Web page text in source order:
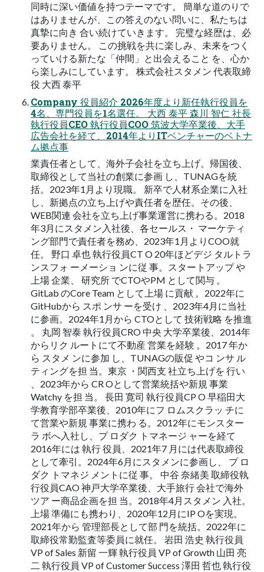
同時に深い価値を持つテーマです。 簡単な道のりで
はありませんが、この答えのない問いに、私たちは
真摯に向き 合い続けていきます。 完璧な経歴は、必
要ありません。 この挑戦を共に楽しみ、未来をつく
っていける新たな「仲間」と出会えること を、心か
ら楽しみにしています。 株式会社スタメン 代表取締
役 大西 泰平
Company 役員紹介 2026年度より新任執行役員を
4名、専門役員を1名選任。 大西 泰平 森川 智仁 社長
執行役員CEO 執行役員COO 筑波大学卒業後、大手
広告会社を経て、2014年よりITベンチャーのベトナ
ム拠点事
業責任者として、海外子会社を立ち上げ。帰国後、
取締役として当社の創業に参画 し、TUNAGを統
括。2023年1月より現職。 新卒で人材系企業に入社
し、新拠点の立ち上げや責任者を歴任。その後、
WEB関連 会社を立ち上げ事業運営に携わる。2018
年3月にスタメン入社後、各セールス・ マーケティ
ング部門で責任者を務め、2023年1月よりCOO就
任。 野口 卓也 執行役員CT O 20年ほどデジ タルトラ
ンスフォ ーメーショ ンに従 事。スタートアップ や
上場 企業、 研究所 でCTOやPM として関与 。
GitLab のCore Team として上場 に貢献 。2022年に
GitHubから スポ ンサ ーを受け 、2023年4月に当社
に参画。2024年1月から CTOとして 技術戦略 を推進
。 丸岡 智泰 執行役員CRO 中央 大学卒業後、2014年
からリク ルートにて不動産 営業を経験 。2017 年か
ら スタメ ンに参加 し、TUNAGの販促 やコ ンサ ル
ティングを担 当。東京 ・関西支 社立ち上げを 行い
、2023年から CR Oとして営業統括や新規 事業
Watchy を担 当。 長田 寛司 執行役員CP O 早稲田大
学教育学部卒業後、2010年にフ ロムスクラッ チに
て営業や新規 事業に携わ る。2012年にモンスター
ラ ボへ入社し、プ ロダク トマネージ ャーを経て
2016年には 執行 役員、2021年7 月には代表取締役
として牽引。2024年6月にスタメンに参画し、 プ ロ
ダク トマネジ メントに従 事。 中谷 奈緒美 取締役執
行役員CAO 神戸大学卒業後、大手旅行 会社で海外
ツア ー商品企画を担 当。2018年4月スタメン 入社。
上場 準備にも携わり、2020年12月にIP Oを実現。
2021年から 管理部長として部 門を統括。2022年に
取締役常勤監査等委員に就任。 岩田 浩史 執行役員
VP of Sales 新留 一輝 執行役員 VP of Growth 山田 亮
二 執行役員 VP of Customer Success 澤田 哲也 執行役